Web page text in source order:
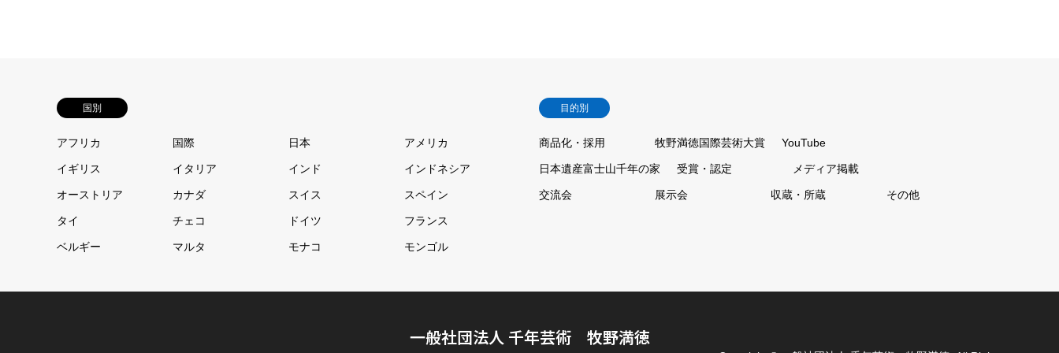
国別
アフリカ 国際 日本 アメリカ
イギリス イタリア インド インドネシア
オーストリア カナダ スイス スペイン
タイ チェコ ドイツ フランス
ベルギー マルタ モナコ モンゴル
目的別
商品化・採用 牧野満徳国際芸術大賞 YouTube
日本遺産富士山千年の家 受賞・認定 メディア掲載
交流会 展示会 収蔵・所蔵 その他
一般社団法人 千年芸術 牧野満徳